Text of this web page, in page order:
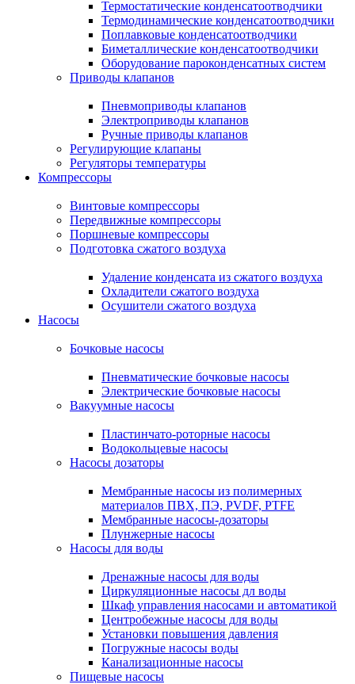
Термостатические конденсатоотводчики
Термодинамические конденсатоотводчики
Поплавковые конденсатоотводчики
Биметаллические конденсатоотводчики
Оборудование пароконденсатных систем
Приводы клапанов
Пневмоприводы клапанов
Электроприводы клапанов
Ручные приводы клапанов
Регулирующие клапаны
Регуляторы температуры
Компрессоры
Винтовые компрессоры
Передвижные компрессоры
Поршневые компрессоры
Подготовка сжатого воздуха
Удаление конденсата из сжатого воздуха
Охладители сжатого воздуха
Осушители сжатого воздуха
Насосы
Бочковые насосы
Пневматические бочковые насосы
Электрические бочковые насосы
Вакуумные насосы
Пластинчато-роторные насосы
Водокольцевые насосы
Насосы дозаторы
Мембранные насосы из полимерных
материалов ПВХ, ПЭ, PVDF, PTFE
Мембранные насосы-дозаторы
Плунжерные насосы
Насосы для воды
Дренажные насосы для воды
Циркуляционные насосы дл воды
Шкаф управления насосами и автоматикой
Центробежные насосы для воды
Установки повышения давления
Погружные насосы воды
Канализационные насосы
Пищевые насосы